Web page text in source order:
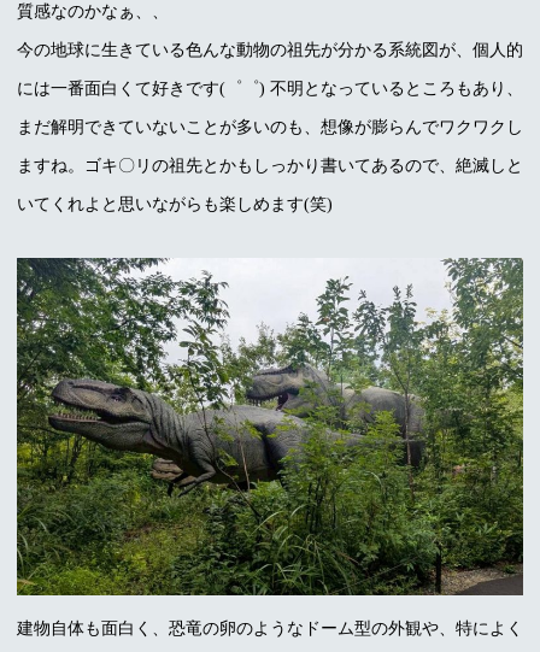
質感なのかなぁ、、
今の地球に生きている色んな動物の祖先が分かる系統図が、個人的
には一番面白くて好きです(゜゜) 不明となっているところもあり、
まだ解明できていないことが多いのも、想像が膨らんでワクワクし
ますね。ゴキ〇リの祖先とかもしっかり書いてあるので、絶滅しと
いてくれよと思いながらも楽しめます(笑)
建物自体も面白く、恐竜の卵のようなドーム型の外観や、特によく